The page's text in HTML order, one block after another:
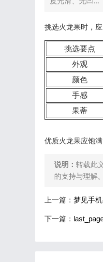
挑选火龙果时，
挑选要点
外观
颜色
手感
果蒂
优质火龙果应饱
说明： 转载此
的支持与理解。
上一篇： 梦见手
下一篇：